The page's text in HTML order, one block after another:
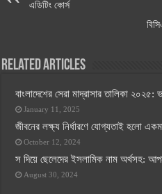
এডিটিং কোর্স
Related Articles
বাংলাদেশের সেরা মাদ্রাসার তালিকা
January 11, 2025
জীবনের লক্ষ্য নির্ধারণে যোগ্যতাই হলো
October 12, 2024
স দিয়ে ছেলেদের ইসলামিক নাম অর্থসহ:
August 30, 2024